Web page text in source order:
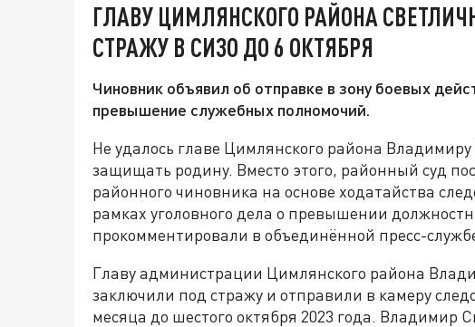
ГЛАВУ ЦИМЛЯНСКОГО РАЙОНА
СТРАЖУ В СИЗО ДО 6 ОКТЯБРЯ
Чиновник объявил об отправке в зону боевых
превышение служебных полномочий.
Не удалось главе Цимлянского района
защищать родину. Вместо этого, районный суд
районного чиновника на основе ходатайства
рамках уголовного дела о превышении
прокомментировали в объединённой пресс-
Главу администрации Цимлянского района
заключили под стражу и отправили в камеру
месяца до шестого октября 2023 года. Владимир